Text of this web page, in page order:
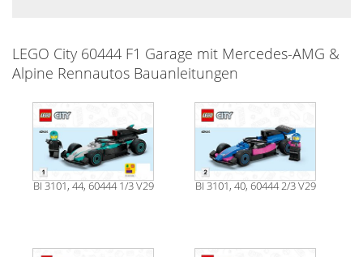
LEGO City 60444 F1 Garage mit Mercedes-AMG &
Alpine Rennautos Bauanleitungen
BI 3101, 44, 60444 1/3 V29 BI 3101, 40, 60444 2/3 V29